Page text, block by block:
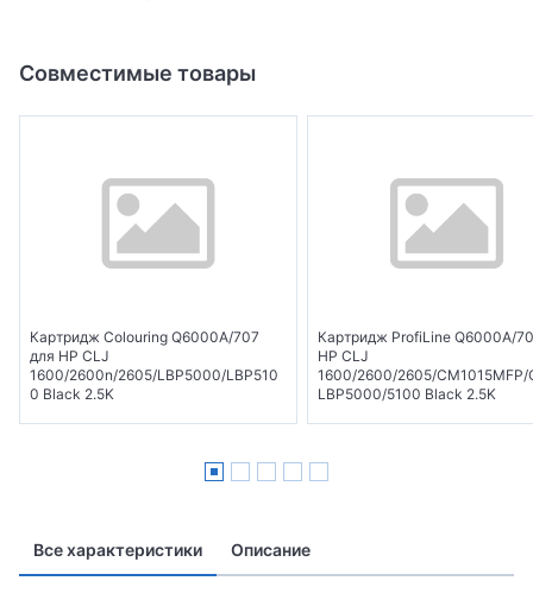
Совместимые товары
Картридж Colouring Q6000A/707
для HP CLJ
1600/2600n/2605/LBP5000/LBP510
0 Black 2.5K
Картридж ProfiLine Q6000A/
HP CLJ
1600/2600/2605/CM1015MFP/
LBP5000/5100 Black 2.5K
Все характеристики Описание